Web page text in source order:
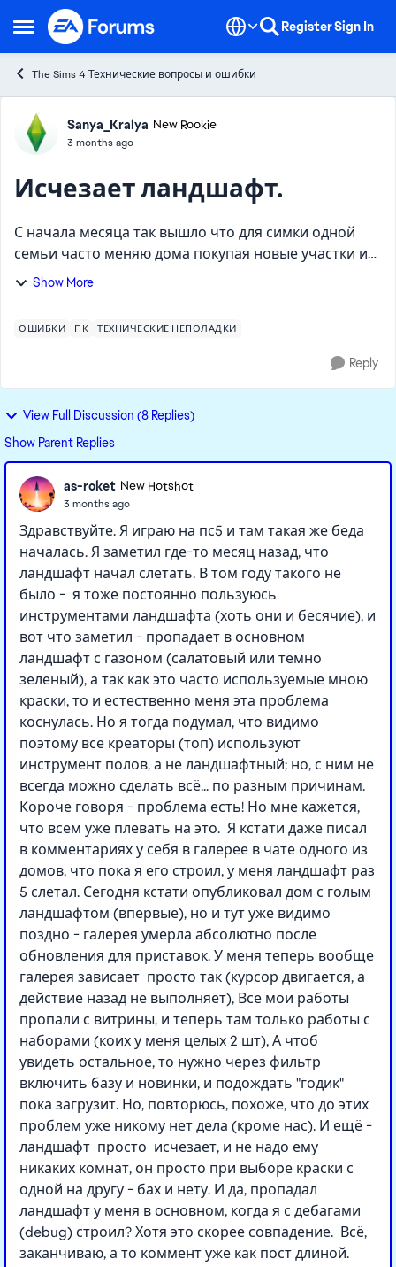
Open Side Menu
Skip to content RegisterSign In
The Sims 4 Технические вопросы и ошибки
Forum Discussion
Sanya_Kralya New Rookie
3 months ago
Исчезает ландшафт.
С начала месяца так вышло что для симки одной
семьи часто меняю дома покупая новые участки и
перестраивая их под себя. Всегда делаю ландшафт
Show More
ОШИБКИ ПК ТЕХНИЧЕСКИЕ НЕПОЛАДКИ
Reply
View Full Discussion (8 Replies)
Show Parent Replies
as-roket New Hotshot
3 months ago
Здравствуйте. Я играю на пс5 и там такая же беда
началась. Я заметил где-то месяц назад, что
ландшафт начал слетать. В том году такого не
было - я тоже постоянно пользуюсь
инструментами ландшафта (хоть они и бесячие), и
вот что заметил - пропадает в основном
ландшафт с газоном (салатовый или тёмно
зеленый), а так как это часто используемые мною
краски, то и естественно меня эта проблема
коснулась. Но я тогда подумал, что видимо
поэтому все креаторы (топ) используют
инструмент полов, а не ландшафтный; но, с ним не
всегда можно сделать всё... по разным причинам.
Короче говоря - проблема есть! Но мне кажется,
что всем уже плевать на это. Я кстати даже писал
в комментариях у себя в галерее в чате одного из
домов, что пока я его строил, у меня ландшафт раз
5 слетал. Сегодня кстати опубликовал дом с голым
ландшафтом (впервые), но и тут уже видимо
поздно - галерея умерла абсолютно после
обновления для приставок. У меня теперь вообще
галерея зависает просто так (курсор двигается, а
действие назад не выполняет), Все мои работы
пропали с витрины, и теперь там только работы с
наборами (коих у меня целых 2 шт), А чтоб
увидеть остальное, то нужно через фильтр
включить базу и новинки, и подождать "годик"
пока загрузит. Но, повторюсь, похоже, что до этих
проблем уже никому нет дела (кроме нас). И ещё -
ландшафт просто исчезает, и не надо ему
никаких комнат, он просто при выборе краски с
одной на другу - бах и нету. И да, пропадал
ландшафт у меня в основном, когда я с дебагами
(debug) строил? Хотя это скорее совпадение. Всё,
заканчиваю, а то коммент уже как пост длиной.